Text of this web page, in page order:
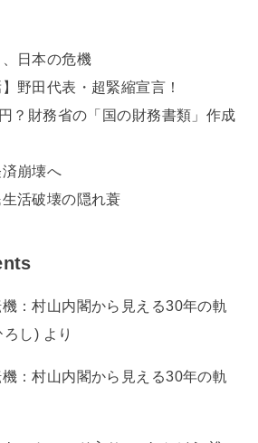
日本の危機
野田代表・超緊縮宣言！
？財務省の「国の財務書類」作成
崩壊へ
活破壊の隠れ蓑
：村山内閣から見える30年の軌
ろし) より
：村山内閣から見える30年の軌